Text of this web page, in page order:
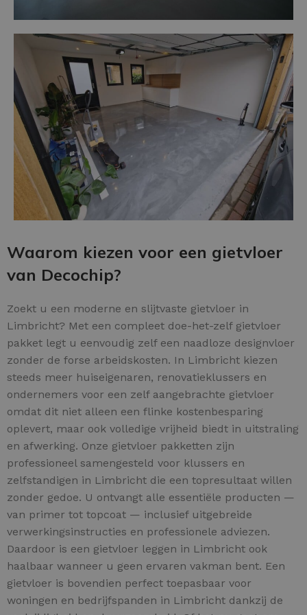
Waarom kiezen voor een gietvloer
van Decochip?
Zoekt u een moderne en slijtvaste gietvloer in
Limbricht? Met een compleet doe-het-zelf gietvloer
pakket legt u eenvoudig zelf een naadloze designvloer
zonder de forse arbeidskosten. In Limbricht kiezen
steeds meer huiseigenaren, renovatieklussers en
ondernemers voor een zelf aangebrachte gietvloer
omdat dit niet alleen een flinke kostenbesparing
oplevert, maar ook volledige vrijheid biedt in uitstraling
en afwerking. Onze gietvloer pakketten zijn
professioneel samengesteld voor klussers en
zelfstandigen in Limbricht die een topresultaat willen
zonder gedoe. U ontvangt alle essentiële producten —
van primer tot topcoat — inclusief uitgebreide
verwerkingsinstructies en professionele adviezen.
Daardoor is een gietvloer leggen in Limbricht ook
haalbaar wanneer u geen ervaren vakman bent. Een
gietvloer is bovendien perfect toepasbaar voor
woningen en bedrijfspanden in Limbricht dankzij de